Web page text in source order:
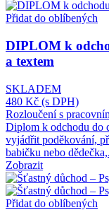
Přidat do oblíbených
DIPLOM k
a textem
SKLADEM
480 Kč (s DPH)
Rozloučení s
Diplom k odchodu do
vyjádřit poděkování,
babičku nebo
Zobrazit
Přidat do oblíbených